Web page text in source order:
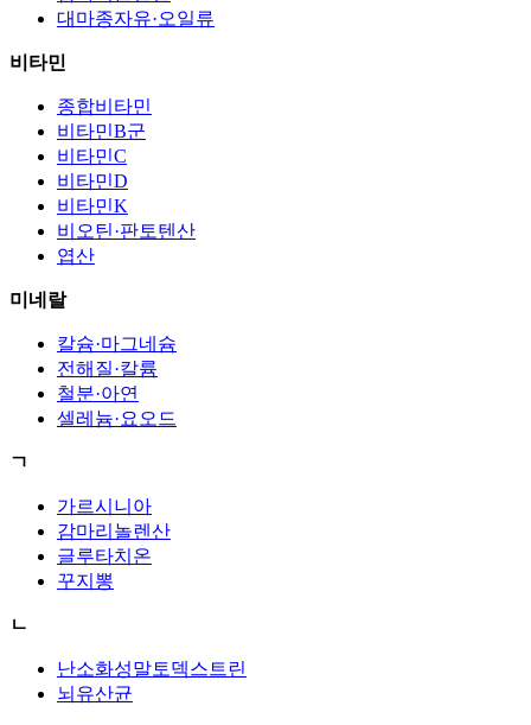
대마종자유·오일류
비타민
종합비타민
비타민B군
비타민C
비타민D
비타민K
비오틴·판토텐산
엽산
미네랄
칼슘·마그네슘
전해질·칼륨
철분·아연
셀레늄·요오드
ㄱ
가르시니아
감마리놀렌산
글루타치온
꾸지뽕
ㄴ
난소화성말토덱스트린
뇌유산균